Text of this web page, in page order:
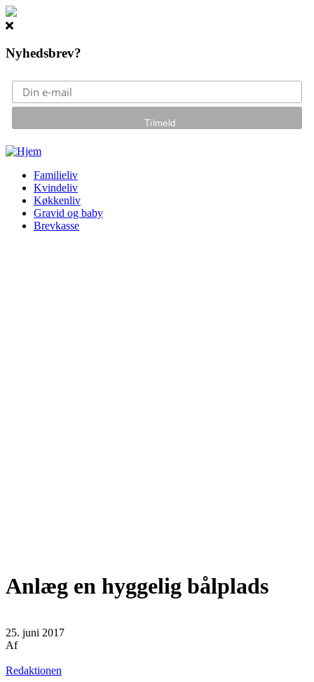
Nyhedsbrev?
Gå til hovedindhold
Familieliv
Kvindeliv
Køkkenliv
Gravid og baby
Brevkasse
Anlæg en hyggelig bålplads
25. juni 2017
Af
Redaktionen